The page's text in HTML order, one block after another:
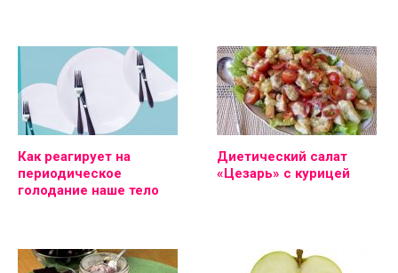
Как реагирует на
периодическое
голодание наше тело
Диетический салат
«Цезарь» с курицей